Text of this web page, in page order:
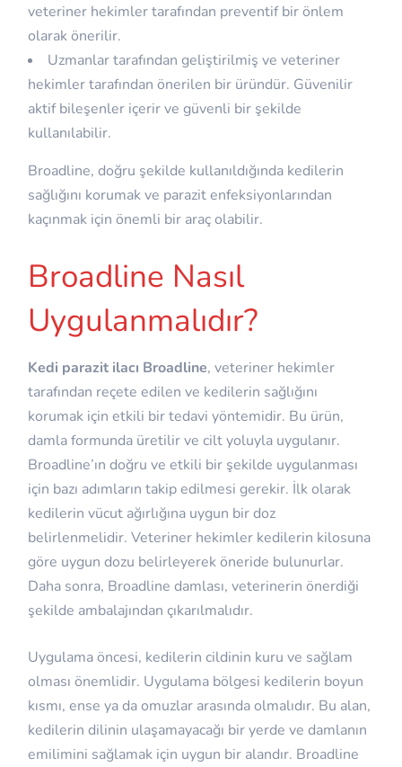
veteriner hekimler tarafından preventif bir önlem
olarak önerilir.
Uzmanlar tarafından geliştirilmiş ve veteriner
hekimler tarafından önerilen bir üründür. Güvenilir
aktif bileşenler içerir ve güvenli bir şekilde
kullanılabilir.
Broadline, doğru şekilde kullanıldığında kedilerin
sağlığını korumak ve parazit enfeksiyonlarından
kaçınmak için önemli bir araç olabilir.
Broadline Nasıl
Uygulanmalıdır?
Kedi parazit ilacı Broadline, veteriner hekimler
tarafından reçete edilen ve kedilerin sağlığını
korumak için etkili bir tedavi yöntemidir. Bu ürün,
damla formunda üretilir ve cilt yoluyla uygulanır.
Broadline’ın doğru ve etkili bir şekilde uygulanması
için bazı adımların takip edilmesi gerekir. İlk olarak
kedilerin vücut ağırlığına uygun bir doz
belirlenmelidir. Veteriner hekimler kedilerin kilosuna
göre uygun dozu belirleyerek öneride bulunurlar.
Daha sonra, Broadline damlası, veterinerin önerdiği
şekilde ambalajından çıkarılmalıdır.
Uygulama öncesi, kedilerin cildinin kuru ve sağlam
olması önemlidir. Uygulama bölgesi kedilerin boyun
kısmı, ense ya da omuzlar arasında olmalıdır. Bu alan,
kedilerin dilinin ulaşamayacağı bir yerde ve damlanın
emilimini sağlamak için uygun bir alandır. Broadline